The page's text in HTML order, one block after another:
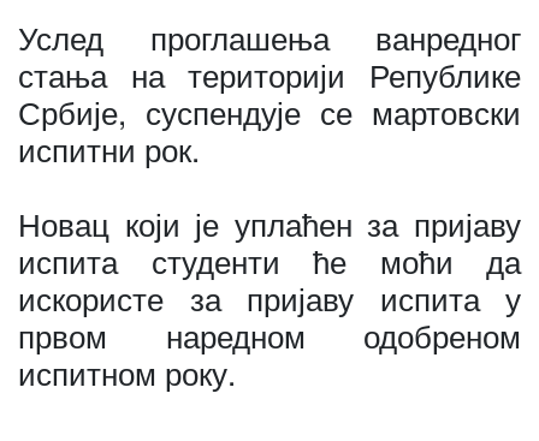
Услед проглашења ванредног
стања на територији Републике
Србије, суспендује се мартовски
испитни рок.
Новац који је уплаћен за пријаву
испита студенти ће моћи да
искористе за пријаву испита у
првом наредном одобреном
испитном року.